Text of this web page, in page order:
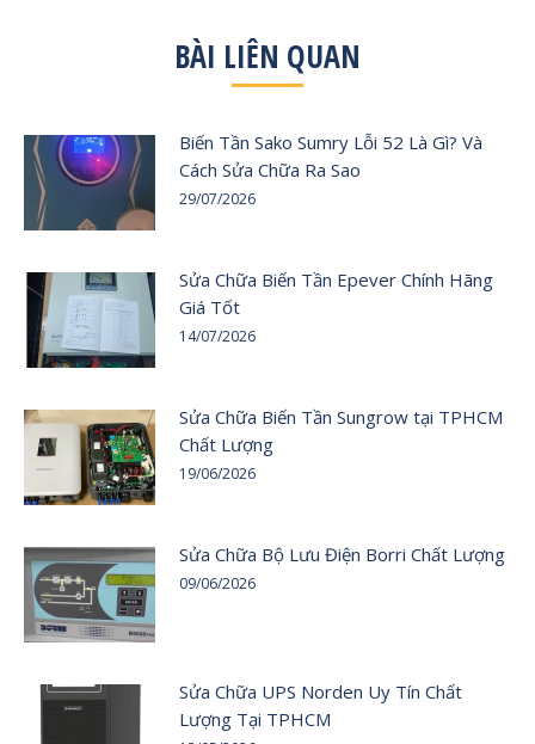
BÀI LIÊN QUAN
Biến Tần Sako Sumry Lỗi 52 Là Gì? Và
Cách Sửa Chữa Ra Sao
29/07/2026
Sửa Chữa Biến Tần Epever Chính Hãng
Giá Tốt
14/07/2026
Sửa Chữa Biến Tần Sungrow tại TPHCM
Chất Lượng
19/06/2026
Sửa Chữa Bộ Lưu Điện Borri Chất Lượng
09/06/2026
Sửa Chữa UPS Norden Uy Tín Chất
Lượng Tại TPHCM